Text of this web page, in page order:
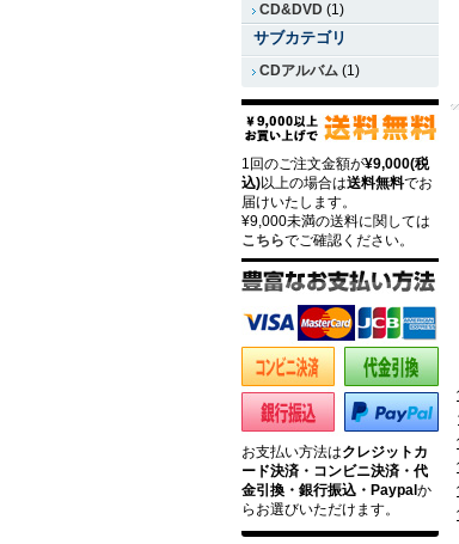
CD&DVD (1)
サブカテゴリ
CDアルバム (1)
1回のご注文金額が¥9,000(税
込)以上の場合は送料無料でお
届けいたします。
¥9,000未満の送料に関しては
こちらでご確認ください。
お支払い方法はクレジットカ
ード決済・コンビニ決済・代
金引換・銀行振込・Paypalか
らお選びいただけます。